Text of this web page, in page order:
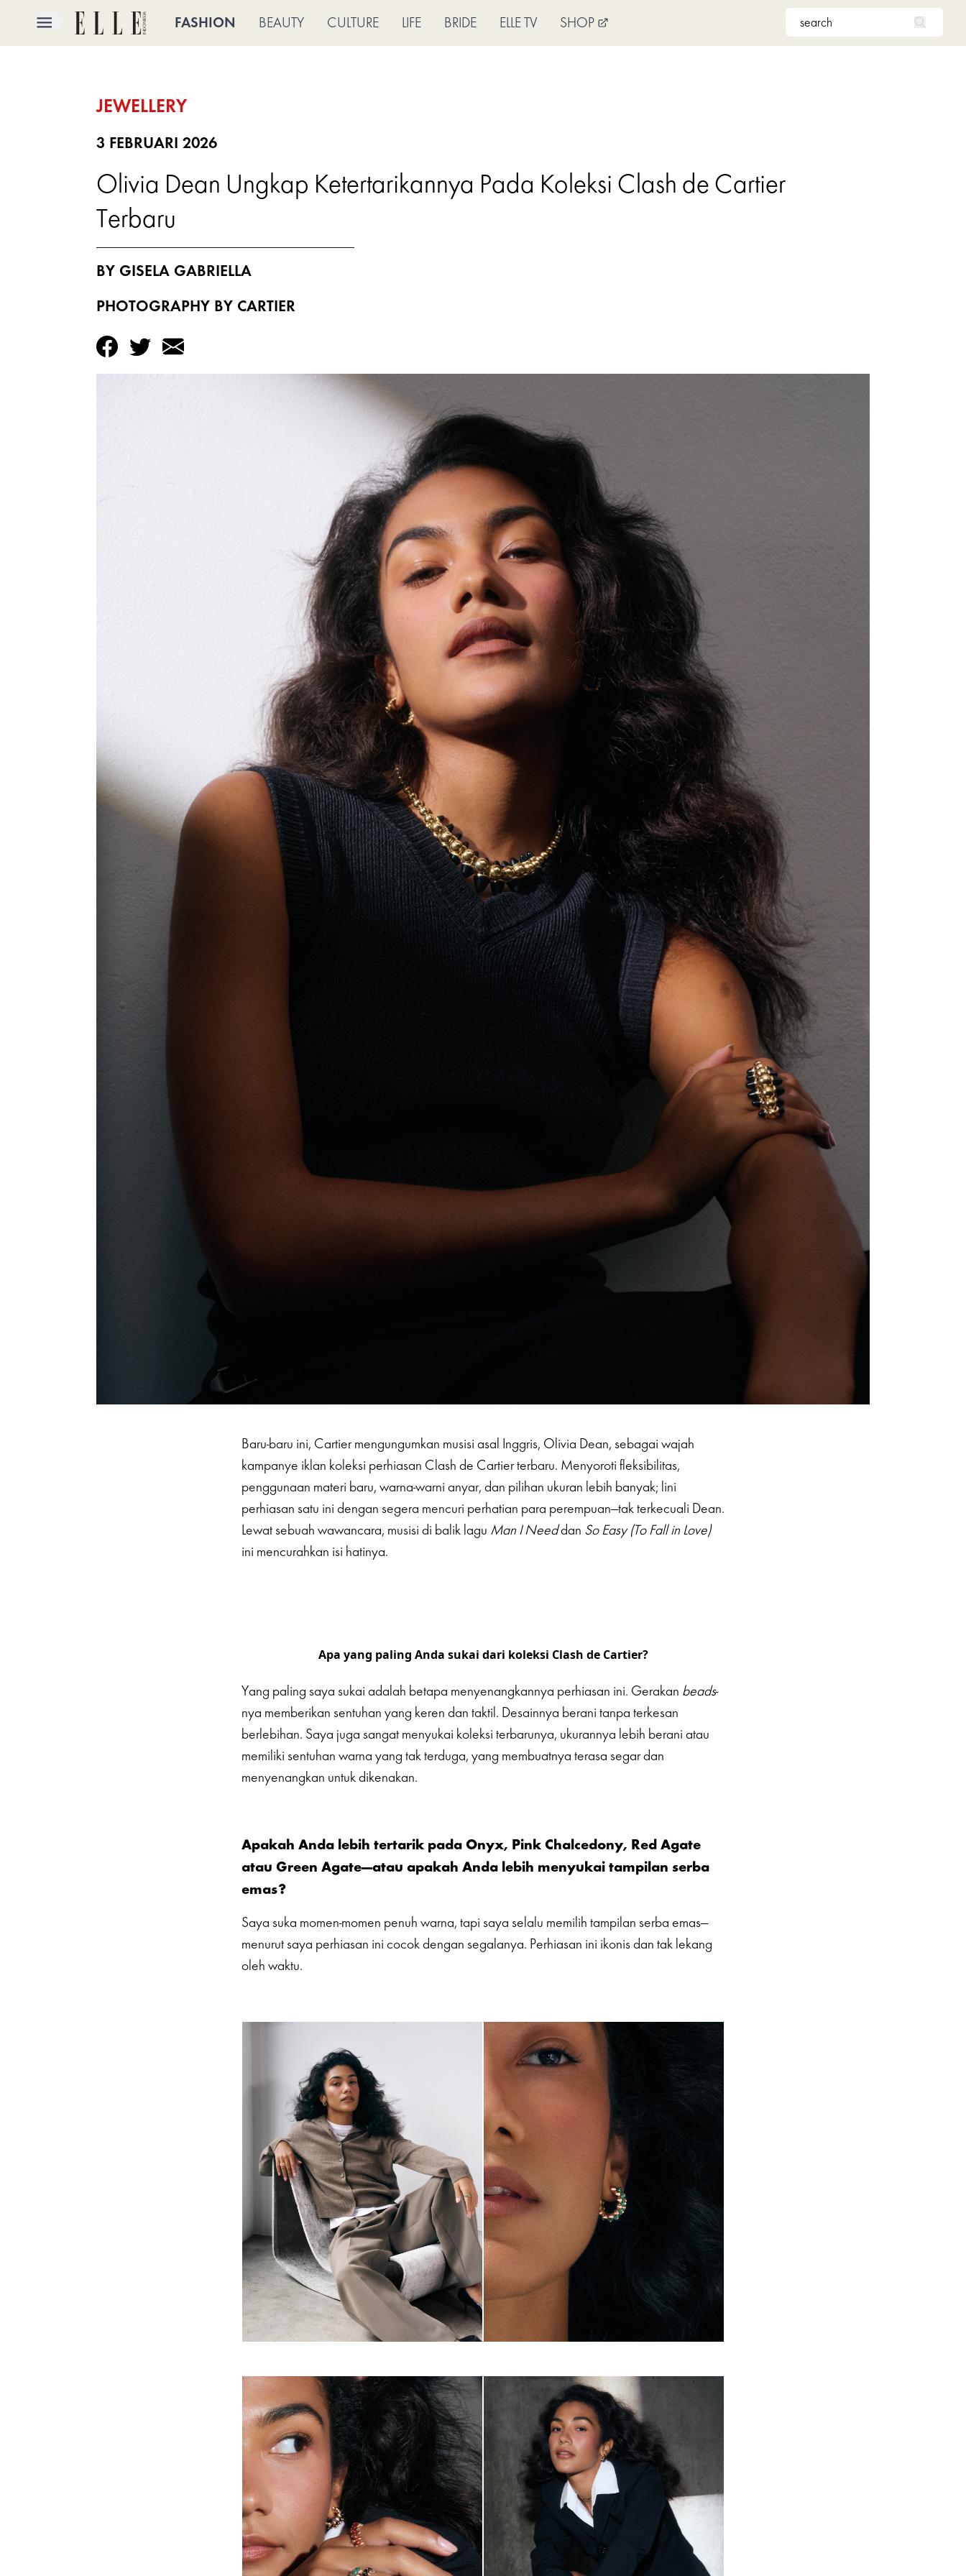
FASHION BEAUTY CULTURE LIFE BRIDE ELLE TV SHOP
JEWELLERY
3 FEBRUARI 2026
Olivia Dean Ungkap Ketertarikannya Pada Koleksi Clash de Cartier
Terbaru
BY GISELA GABRIELLA
PHOTOGRAPHY BY CARTIER
Baru-baru ini, Cartier mengungumkan musisi asal Inggris, Olivia Dean, sebagai wajah
kampanye iklan koleksi perhiasan Clash de Cartier terbaru. Menyoroti fleksibilitas,
penggunaan materi baru, warna-warni anyar, dan pilihan ukuran lebih banyak; lini
perhiasan satu ini dengan segera mencuri perhatian para perempuan—tak terkecuali Dean.
Lewat sebuah wawancara, musisi di balik lagu Man I Needdan So Easy (To Fall in Love)
ini mencurahkan isi hatinya.
Apa yang paling Anda sukai dari koleksi Clash de Cartier?
Yang paling saya sukai adalah betapa menyenangkannya perhiasan ini. Gerakan beads-
nya memberikan sentuhan yang keren dan taktil. Desainnya berani tanpa terkesan
berlebihan. Saya juga sangat menyukai koleksi terbarunya, ukurannya lebih berani atau
memiliki sentuhan warna yang tak terduga, yang membuatnya terasa segar dan
menyenangkan untuk dikenakan.
Apakah Anda lebih tertarik pada Onyx, Pink Chalcedony, Red Agate
atau Green Agate—atau apakah Anda lebih menyukai tampilan serba
emas?
Saya suka momen-momen penuh warna, tapi saya selalu memilih tampilan serba emas—
menurut saya perhiasan ini cocok dengan segalanya. Perhiasan ini ikonis dan tak lekang
oleh waktu.